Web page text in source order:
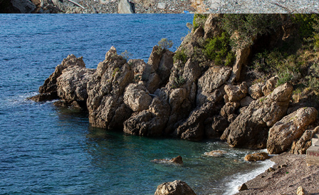
PLAŽA TEMPLUŽ
Plaža Templuž nalazi se svega par minuta od Komiže s našim
brzim taxi brodom. To je nudistička plaža, dijelom prekrivena
borovinom.
x